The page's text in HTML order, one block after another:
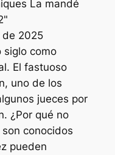
de 2025
siglo como
El fastuoso
uno de los
jueces por
¿Por qué no
conocidos
pueden